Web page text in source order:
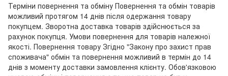
Терміни повернення та обміну Повернення та обмін товарів
можливий протягом 14 днів після одержання товару
покупцем. Зворотна доставка товарів здійснюється за
рахунок покупця. Умови повернення для товарів належної
якості. Повернення товару Згідно "Закону про захист прав
споживача" обмін та повернення можливий в термін до 14
днів з моменту доставки замовлення клієнту. Обов'язковою